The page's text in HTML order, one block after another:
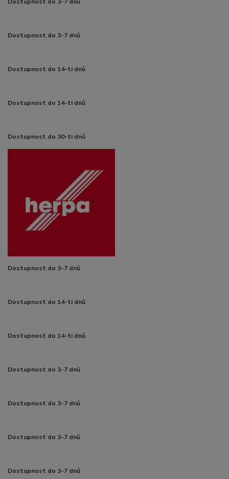
Dostupnost do 3-7 dnů
Dostupnost do 3-7 dnů
Dostupnost do 14-ti dnů
Dostupnost do 14-ti dnů
Dostupnost do 30-ti dnů
Dostupnost do 3-7 dnů
Dostupnost do 14-ti dnů
Dostupnost do 14-ti dnů
Dostupnost do 3-7 dnů
Dostupnost do 3-7 dnů
Dostupnost do 3-7 dnů
Dostupnost do 3-7 dnů